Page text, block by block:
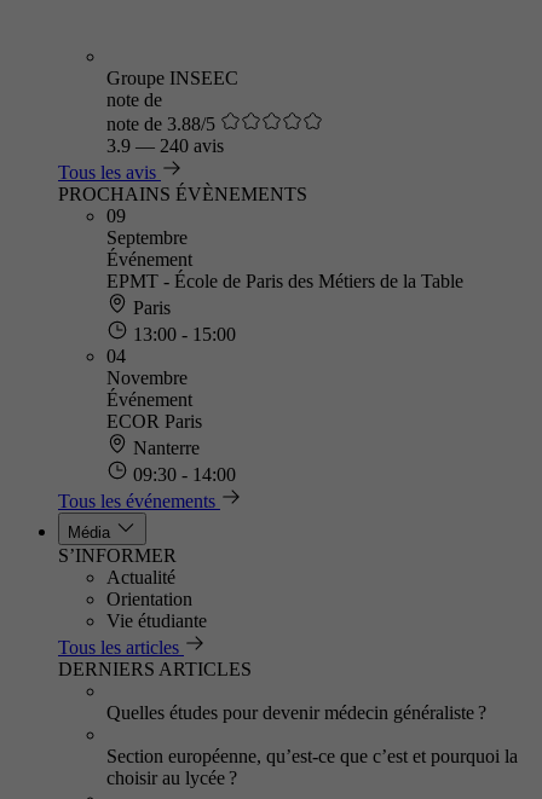
Groupe INSEEC
note de
note de 3.88/5
3.9 — 240 avis
Tous les avis
PROCHAINS ÉVÈNEMENTS
09
Septembre
Événement
EPMT - École de Paris des Métiers de la Table
Paris
13:00 - 15:00
04
Novembre
Événement
ECOR Paris
Nanterre
09:30 - 14:00
Tous les événements
Média
S’INFORMER
Actualité
Orientation
Vie étudiante
Tous les articles
DERNIERS ARTICLES
Quelles études pour devenir médecin généraliste ?
Section européenne, qu’est-ce que c’est et pourquoi la
choisir au lycée ?